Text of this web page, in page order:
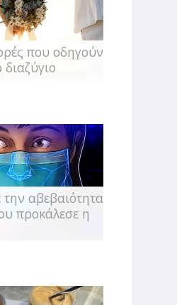
που οδηγούν
την αβεβαιότητα
προκάλεσε η